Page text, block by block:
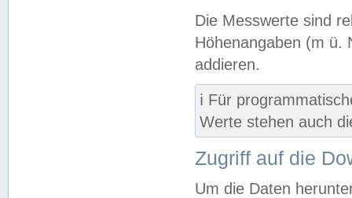
Die Messwerte sind
Höhenangaben (m ü.
addieren.
ℹ️ Für
Werte stehen auch
Zugriff auf die
Um die Daten